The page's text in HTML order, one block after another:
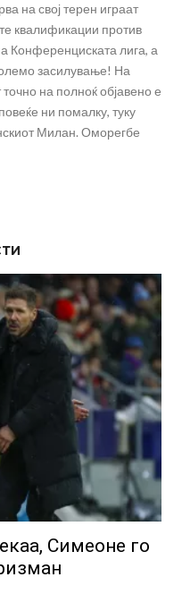
на свој терен играат
квалификации против
Конференциската лига, а
засилување! На
на полноќ објавено е
ни помалку, туку
Милан. Оморегбе
Симеоне го